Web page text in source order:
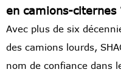
en camions-citernes
Avec plus de six
des camions lourds,
nom de confiance dans